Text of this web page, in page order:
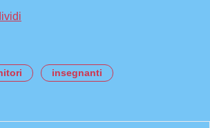
insegnanti